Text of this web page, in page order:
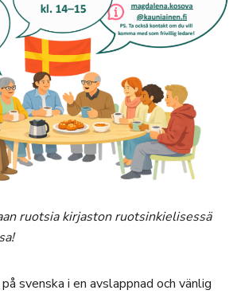
ruotsia kirjaston ruotsinkielisessä
svenska i en avslappnad och vänlig